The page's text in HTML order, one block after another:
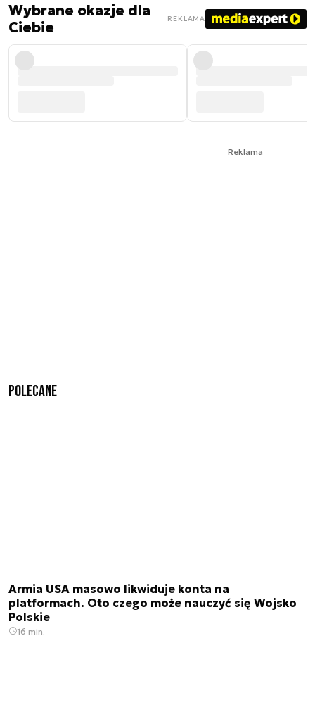
Wybrane okazje dla
Ciebie
REKLAMA
Reklama
Polecane
Armia USA masowo likwiduje konta na
platformach. Oto czego może nauczyć się Wojsko
Polskie
16 min.